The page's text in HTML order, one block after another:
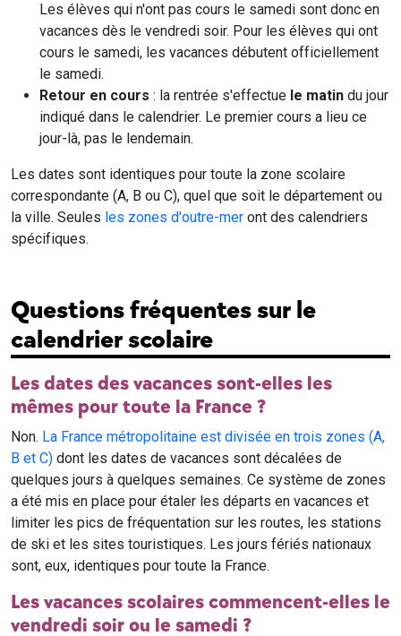
Les élèves qui n'ont pas cours le samedi sont donc en
vacances dès le vendredi soir. Pour les élèves qui ont
cours le samedi, les vacances débutent officiellement
le samedi.
Retour en cours : la rentrée s'effectue le matin du jour
indiqué dans le calendrier. Le premier cours a lieu ce
jour-là, pas le lendemain.
Les dates sont identiques pour toute la zone scolaire
correspondante (A, B ou C), quel que soit le département ou
la ville. Seules les zones d'outre-mer ont des calendriers
spécifiques.
Questions fréquentes sur le
calendrier scolaire
Les dates des vacances sont-elles les
mêmes pour toute la France ?
Non. La France métropolitaine est divisée en trois zones (A,
B et C) dont les dates de vacances sont décalées de
quelques jours à quelques semaines. Ce système de zones
a été mis en place pour étaler les départs en vacances et
limiter les pics de fréquentation sur les routes, les stations
de ski et les sites touristiques. Les jours fériés nationaux
sont, eux, identiques pour toute la France.
Les vacances scolaires commencent-elles le
vendredi soir ou le samedi ?